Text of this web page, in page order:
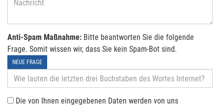
Anti-Spam Maßnahme: Bitte beantworten Sie die folgende
Frage. Somit wissen wir, dass Sie kein Spam-Bot sind.
NEUE FRAGE
Die von Ihnen eingegebenen Daten werden von uns